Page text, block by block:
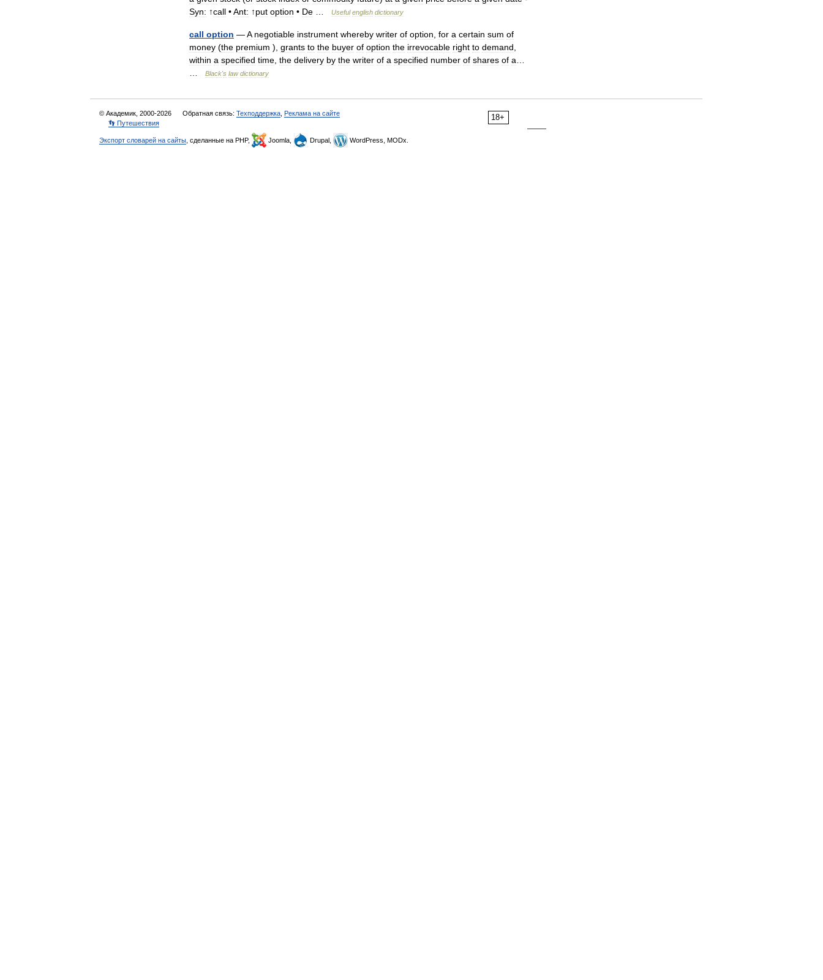
Syn: ↑call •Ant: ↑put option • De Useful english dictionary
call option —A negotiable instrument whereby writer of option for a certain sum of
money (the premium ), grants to the buyer of option the irrevocable right to demand
within a specified time the delivery by the writer of a specified number of shares of a
Black's law dictionary
18+
© Академик, 2000-2026 Обратная связь: Техподдержка Реклама на сайте
👣 Путешествия
Экспорт словарей на сайты , сделанные на PHP, Joomla, Drupal, WordPress, MODx.